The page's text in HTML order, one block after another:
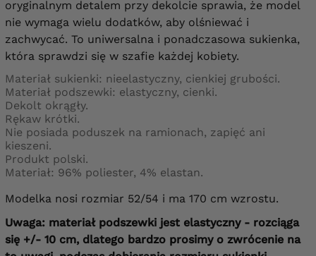
oryginalnym detalem przy dekolcie sprawia, że model
nie wymaga wielu dodatków, aby olśniewać i
zachwycać. To uniwersalna i ponadczasowa sukienka,
która sprawdzi się w szafie każdej kobiety.
Materiał sukienki: nieelastyczny, cienkiej grubości.
Materiał podszewki: elastyczny, cienki.
Dekolt okrągły.
Rękaw krótki.
Nie posiada poduszek na ramionach, zapięć ani
kieszeni.
Produkt polski.
Materiał: 96% poliester, 4% elastan.
Modelka nosi rozmiar 52/54 i ma 170 cm wzrostu.
Uwaga: materiał podszewki jest elastyczny - rozciąga
się +/- 10 cm, dlatego bardzo prosimy o zwrócenie na